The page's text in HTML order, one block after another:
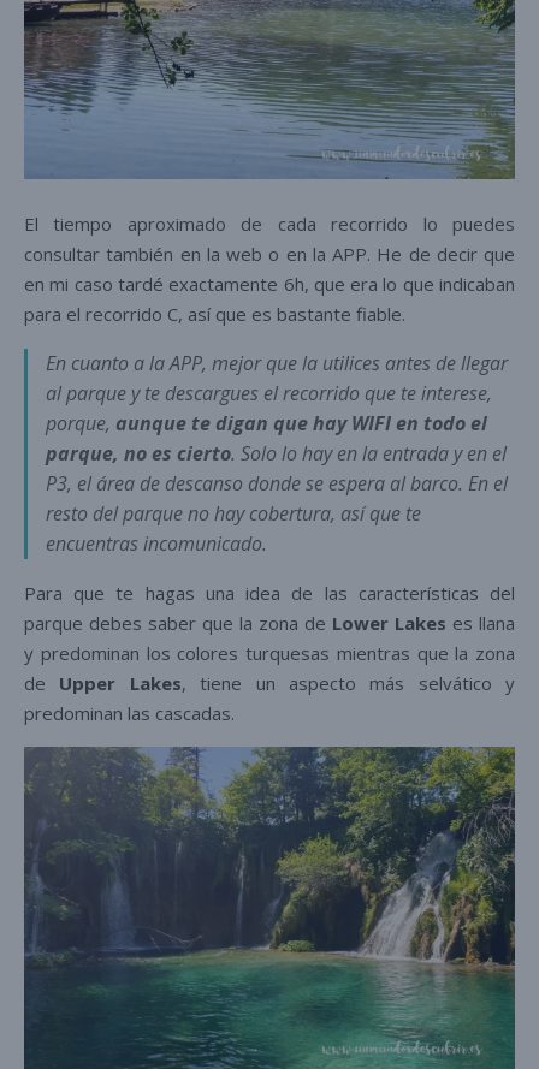
El tiempo aproximado de cada recorrido lo puedes
consultar también en la web o en la APP. He de decir que
en mi caso tardé exactamente 6h, que era lo que indicaban
para el recorrido C, así que es bastante fiable.
En cuanto a la APP, mejor que la utilices antes de llegar
al parque y te descargues el recorrido que te interese,
porque, aunque te digan que hay WIFI en todo el
parque, no es cierto. Solo lo hay en la entrada y en el
P3, el área de descanso donde se espera al barco. En el
resto del parque no hay cobertura, así que te
encuentras incomunicado.
Para que te hagas una idea de las características del
parque debes saber que la zona de Lower Lakes es llana
y predominan los colores turquesas mientras que la zona
de Upper Lakes, tiene un aspecto más selvático y
predominan las cascadas.